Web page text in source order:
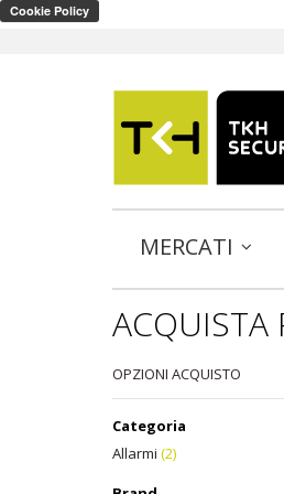
MERCATI
ACQUISTA
OPZIONI ACQUISTO
Categoria
Allarmi (2)